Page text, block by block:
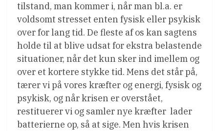
tilstand, man kommer i, når man bl.a. er
voldsomt stresset enten fysisk eller psykisk
over for lang tid. De fleste af os kan sagtens
holde til at blive udsat for ekstra belastende
situationer, når det kun sker ind imellem og
over et kortere stykke tid. Mens det står på,
tærer vi på vores kræfter og energi, fysisk og
psykisk, og når krisen er overstået,
restituerer vi og samler nye kræfter  lader
batterierne op, så at sige. Men hvis krisen